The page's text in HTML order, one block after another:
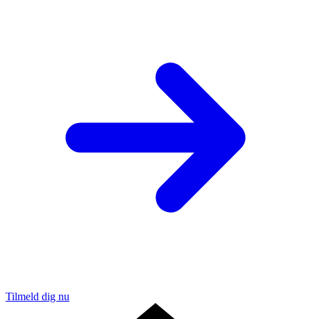
Tilmeld dig nu